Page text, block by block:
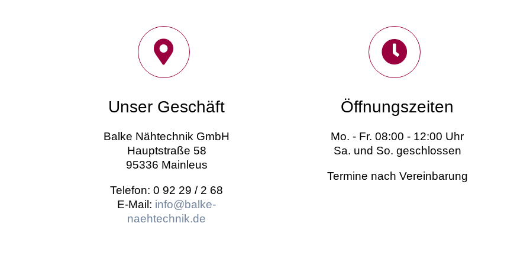
Unser Geschäft
Balke Nähtechnik GmbH
Hauptstraße 58
95336 Mainleus
Telefon: 0 92 29 / 2 68
E-Mail: info@balke-
naehtechnik.de
Öffnungszeiten
Mo. - Fr. 08:00 - 12:00 Uhr
Sa. und So. geschlossen
Termine nach Vereinbarung